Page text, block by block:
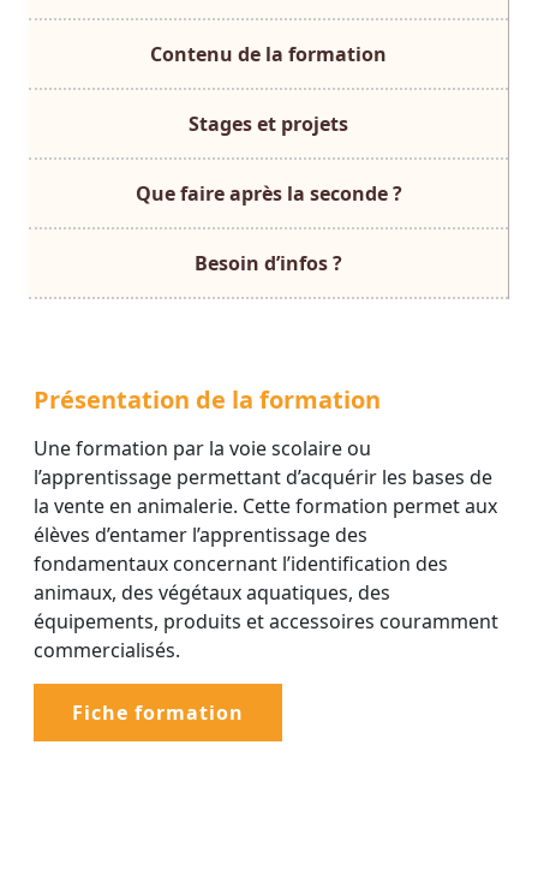
Contenu de la formation
Stages et projets
Que faire après la seconde ?
Besoin d’infos ?
Présentation de la formation
Une formation par la voie scolaire ou
l’apprentissage permettant d’acquérir les bases de
la vente en animalerie. Cette formation permet aux
élèves d’entamer l’apprentissage des
fondamentaux concernant l’identification des
animaux, des végétaux aquatiques, des
équipements, produits et accessoires couramment
commercialisés.
Fiche formation